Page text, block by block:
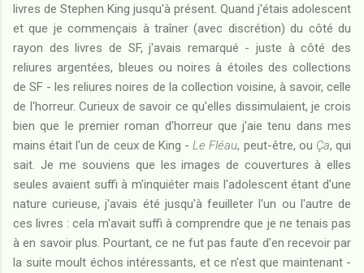
livres de Stephen King jusqu'à présent. Quand j'étais adolescent
et que je commençais à traîner (avec discrétion) du côté du
rayon des livres de SF, j'avais remarqué - juste à côté des
reliures argentées, bleues ou noires à étoiles des collections
de SF - les reliures noires de la collection voisine, à savoir, celle
de l'horreur. Curieux de savoir ce qu'elles dissimulaient, je crois
bien que le premier roman d'horreur que j'aie tenu dans mes
mains était l'un de ceux de King -Le Fléau, peut-être, ou Ça, qui
sait. Je me souviens que les images de couvertures à elles
seules avaient suffi à m'inquiéter mais l'adolescent étant d'une
nature curieuse, j'avais été jusqu'à feuilleter l'un ou l'autre de
ces livres : cela m'avait suffi à comprendre que je ne tenais pas
à en savoir plus. Pourtant, ce ne fut pas faute d'en recevoir par
la suite moult échos intéressants, et ce n'est que maintenant -